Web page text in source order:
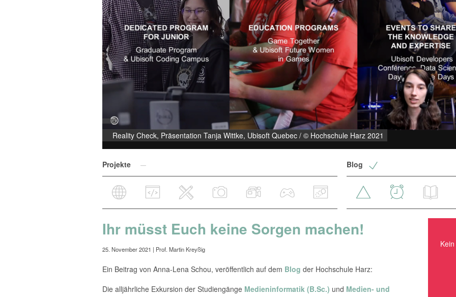
Reality Check, Präsentation Tanja Wittke, Ubisoft Quebec / © Hochschule Harz 2021
Projekte Blog
Ihr müsst Euch keine Sorgen machen!
25. November 2021 | Prof. Martin Kreyßig
Ein Beitrag von Anna-Lena Schou, veröffentlich auf dem Blog der Hochschule Harz:
Die alljährliche Exkursion der Studiengänge Medieninformatik (B.Sc.) und Medien- und